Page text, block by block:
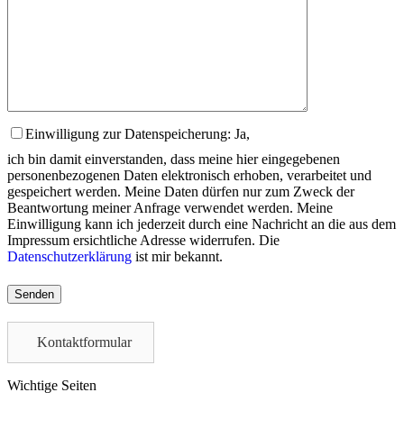
Einwilligung zur Datenspeicherung: Ja,
ich bin damit einverstanden, dass meine hier eingegebenen
personenbezogenen Daten elektronisch erhoben, verarbeitet und
gespeichert werden. Meine Daten dürfen nur zum Zweck der
Beantwortung meiner Anfrage verwendet werden. Meine
Einwilligung kann ich jederzeit durch eine Nachricht an die aus dem
Impressum ersichtliche Adresse widerrufen. Die
Datenschutzerklärung ist mir bekannt.
Please
leave
empty.Kontaktformular
Wichtige Seiten